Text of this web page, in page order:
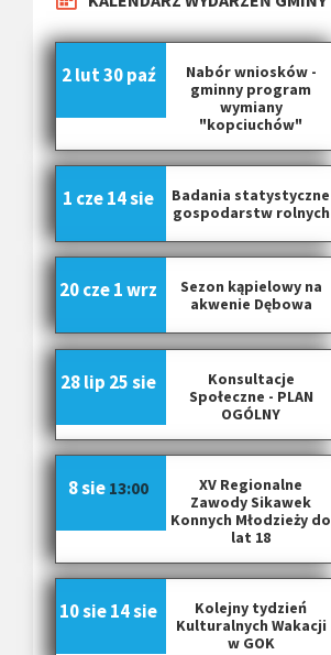
Nabór wniosków -
gminny program
wymiany
"kopciuchów"
2 lut30 paź
Badania statystyczne
gospodarstw rolnych
1 cze14 sie
Sezon kąpielowy na
akwenie Dębowa
20 cze1 wrz
Konsultacje
Społeczne - PLAN
OGÓLNY
28 lip 25 sie
XV Regionalne
Zawody Sikawek
Konnych Młodzieży do
lat 18
8 sie 13:00
Kolejny tydzień
Kulturalnych Wakacji
w GOK
10 sie14 sie